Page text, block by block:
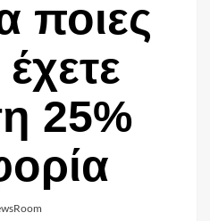
ποιες
25%